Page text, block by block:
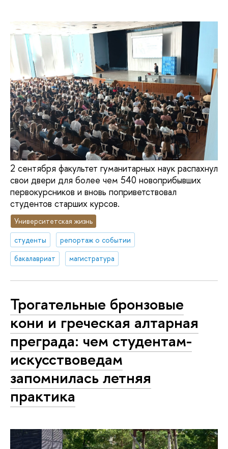
2 сентября факультет гуманитарных наук распахнул
свои двери для более чем 540 новоприбывших
первокурсников и вновь поприветствовал
студентов старших курсов.
Университетская жизнь
студенты
репортаж о событии
бакалавриат
магистратура
Трогательные бронзовые
кони и греческая алтарная
преграда: чем студентам-
искусствоведам
запомнилась летняя
практика